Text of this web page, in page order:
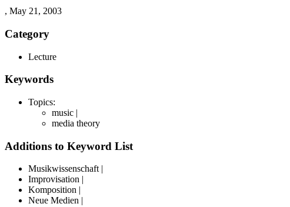
, May 21, 2003
Category
Lecture
Keywords
Topics:
music |
media theory
Additions to Keyword List
Musikwissenschaft |
Improvisation |
Komposition |
Neue Medien |